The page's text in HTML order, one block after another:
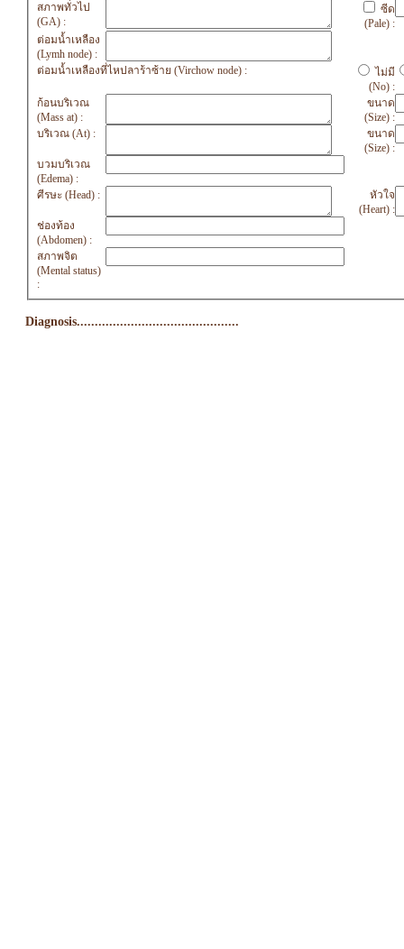
สภาพทั่วไป
(GA) :
ซีด
(Pale) :
ต่อมน้ำเหลือง
(Lymh node) :
ต่อมน้ำเหลืองที่ไหปลาร้าซ้าย (Virchow node) :
ไม่มี
(No) :
ก้อนบริเวณ
(Mass at) :
ขนาด
(Size) :
บริเวณ (At) :
ขนาด
(Size) :
บวมบริเวณ
(Edema) :
ศีรษะ (Head) :
หัวใจ
(Heart) :
ช่องท้อง
(Abdomen) :
สภาพจิต
(Mental status)
:
Diagnosis.............................................